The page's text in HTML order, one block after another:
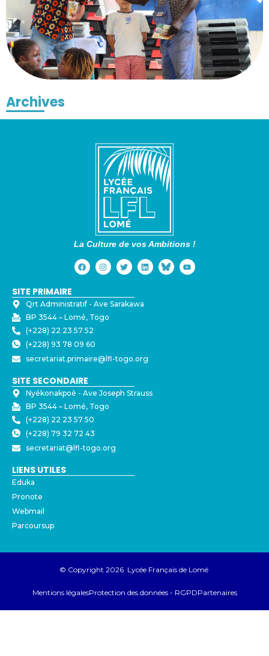
Archives
La Culture de vos Ambitions !
SITE PRIMAIRE
Qrt Administratif - ⁠Ave Sarakawa
BP 3544 – Lomé, Togo
(+228) 22 23 57 52
(+228) 93 78 09 60
secretariat.primaire@lfl-togo.org
SITE SECONDAIRE
Nyékonakpoè - ⁠Ave Joseph Strauss
BP 3544 – Lomé, Togo
(+228) 22 23 57 50
(+228) 79 32 72 43
secretariat@lfl-togo.org
LIENS UTILES
Eduka
Pronote
Webmail
Parcoursup
© Copyright 2026 Lycée Français de Lomé
Mentions légalesProtection des données - RGPDPartenaires